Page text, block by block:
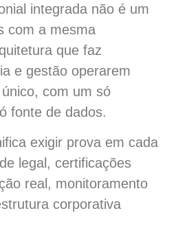
integrada não é um
com a mesma
que faz
e gestão operarem
com um só
fonte de dados.
exigir prova em cada
legal, certificações
real, monitoramento
corporativa